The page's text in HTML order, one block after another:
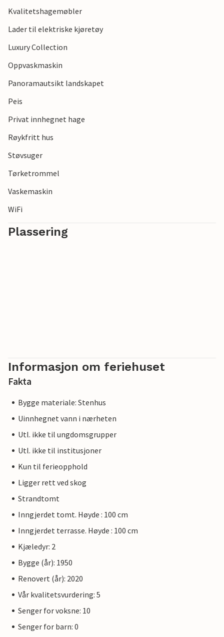
Kvalitetshagemøbler
Lader til elektriske kjøretøy
Luxury Collection
Oppvaskmaskin
Panoramautsikt landskapet
Peis
Privat innhegnet hage
Røykfritt hus
Støvsuger
Tørketrommel
Vaskemaskin
WiFi
Plassering
Informasjon om feriehuset
Fakta
Bygge materiale: Stenhus
Uinnhegnet vann i nærheten
Utl. ikke til ungdomsgrupper
Utl. ikke til institusjoner
Kun til ferieopphold
Ligger rett ved skog
Strandtomt
Inngjerdet tomt. Høyde : 100 cm
Inngjerdet terrasse. Høyde : 100 cm
Kjæledyr: 2
Bygge (år): 1950
Renovert (år): 2020
Vår kvalitetsvurdering: 5
Senger for voksne: 10
Senger for barn: 0